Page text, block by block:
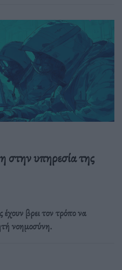
στην υπηρεσία της
έχουν βρει τον τρόπο να
νοημοσύνη.